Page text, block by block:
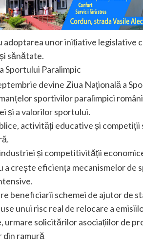
unor inițiative legislative
sănătate.
Sportului Paralimpic
devine Ziua Națională a
sportivilor paralimpici
și a valorilor sportului.
activități educative și competiții
și competitivității
crește eficiența mecanismelor de
beneficiarii schemei de ajutor de
unui risc real de relocare a
solicitărilor asociațiilor de
din ramură